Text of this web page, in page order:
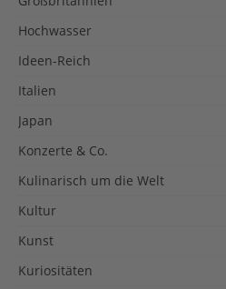
Hochwasser
Ideen-Reich
Italien
Japan
Konzerte & Co.
Kulinarisch um die Welt
Kultur
Kunst
Kuriositäten